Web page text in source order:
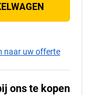
naar uw offerte
ons te kopen